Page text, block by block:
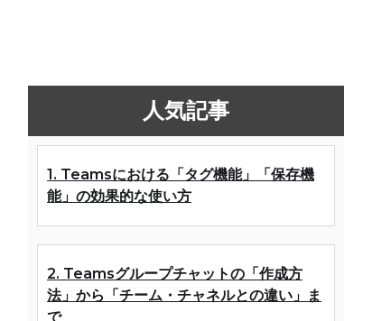
人気記事
1. Teamsにおける「タグ機能」「保存機
能」の効果的な使い方
2. Teamsグループチャットの「作成方
法」から「チーム・チャネルとの違い」ま
で